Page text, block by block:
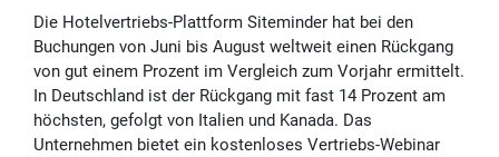
Die Hotelvertriebs-Plattform Siteminder hat bei den
Buchungen von Juni bis August weltweit einen Rückgang
von gut einem Prozent im Vergleich zum Vorjahr ermittelt.
In Deutschland ist der Rückgang mit fast 14 Prozent am
höchsten, gefolgt von Italien und Kanada. Das
Unternehmen bietet ein kostenloses Vertriebs-Webinar